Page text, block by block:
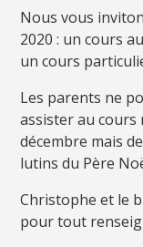
Nous vous
2020 : un cours
un cours
Les parents ne
assister au cours
décembre mais
lutins du Père
Christophe et le
pour tout